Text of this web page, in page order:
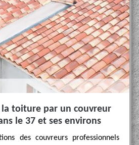
la toiture par un couvreur
le 37 et ses environs
des couvreurs professionnels